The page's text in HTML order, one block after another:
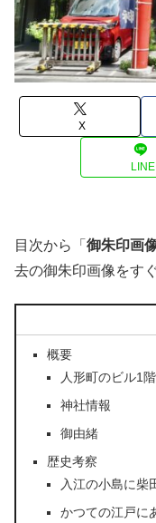
X
LINE
目次から「 御朱印画
去の御朱印画像をす
概要
人形町のビル1
神社情報
御由緒
歴史考察
入江の小島に柴
かつての江戸に